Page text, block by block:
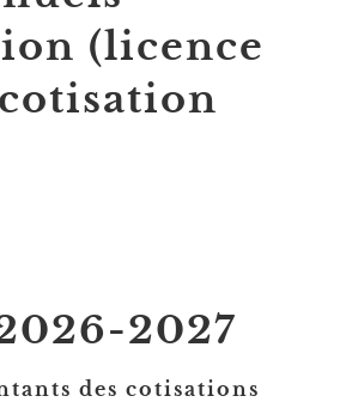
(licence
2027
des cotisations